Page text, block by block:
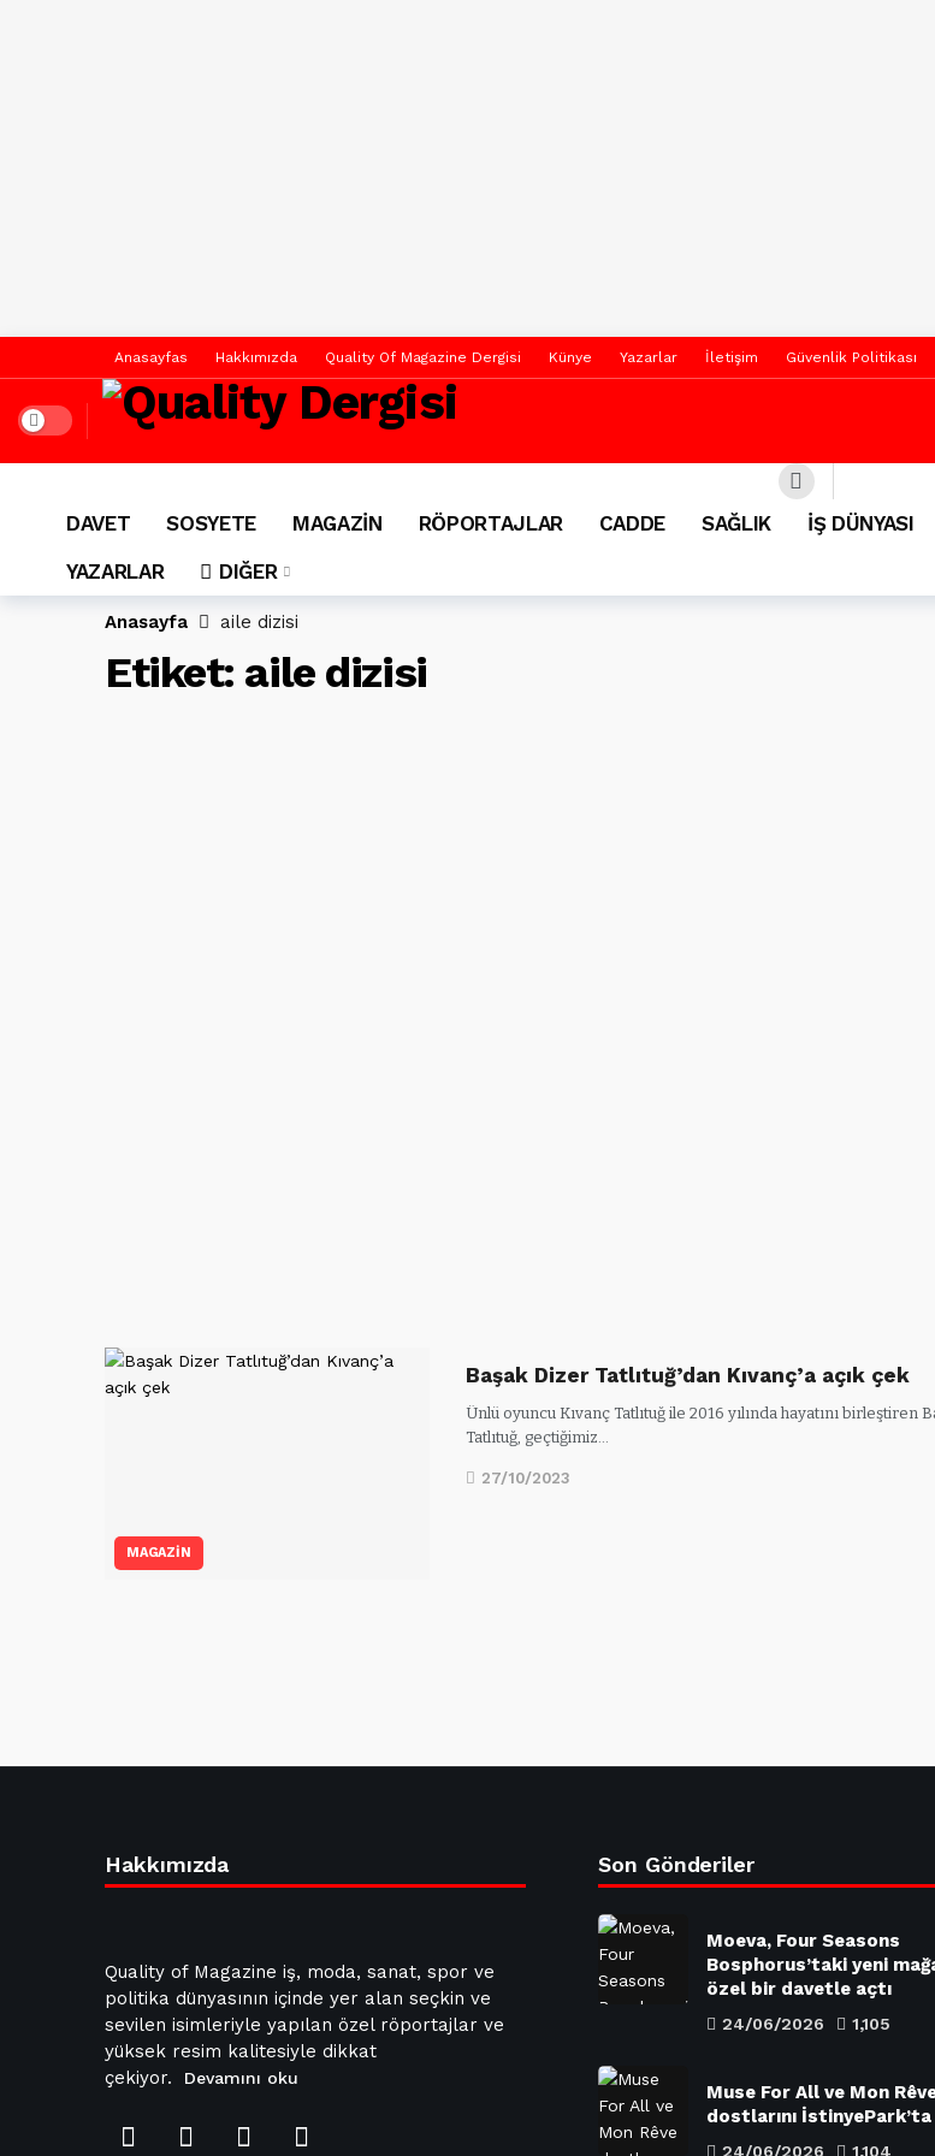
Anasayfas Hakkımızda Quality Of Magazine Dergisi Künye Yazarlar İletişim Güvenlik Politikası
Dark mode
DAVET SOSYETE MAGAZİN RÖPORTAJLAR CADDE SAĞLIK İŞ DÜNYASI
YAZARLAR
DIĞER
Anasayfa aile dizisi
Etiket: aile dizisi
MAGAZİN
Başak Dizer Tatlıtuğ’dan Kıvanç’a açık çek
Ünlü oyuncu Kıvanç Tatlıtuğ ile 2016 yılında hayatını birleştiren
Tatlıtuğ, geçtiğimiz…
27/10/2023
Hakkımızda
Quality of Magazine iş, moda, sanat, spor ve
politika dünyasının içinde yer alan seçkin ve
sevilen isimleriyle yapılan özel röportajlar ve
yüksek resim kalitesiyle dikkat
çekiyor.
Devamını oku
Son Gönderiler
Moeva, Four Seasons
Bosphorus’taki yeni
özel bir davetle açtı
24/06/2026 1,105
Muse For All ve Mon
dostlarını İstinyePark’ta
24/06/2026 1,104